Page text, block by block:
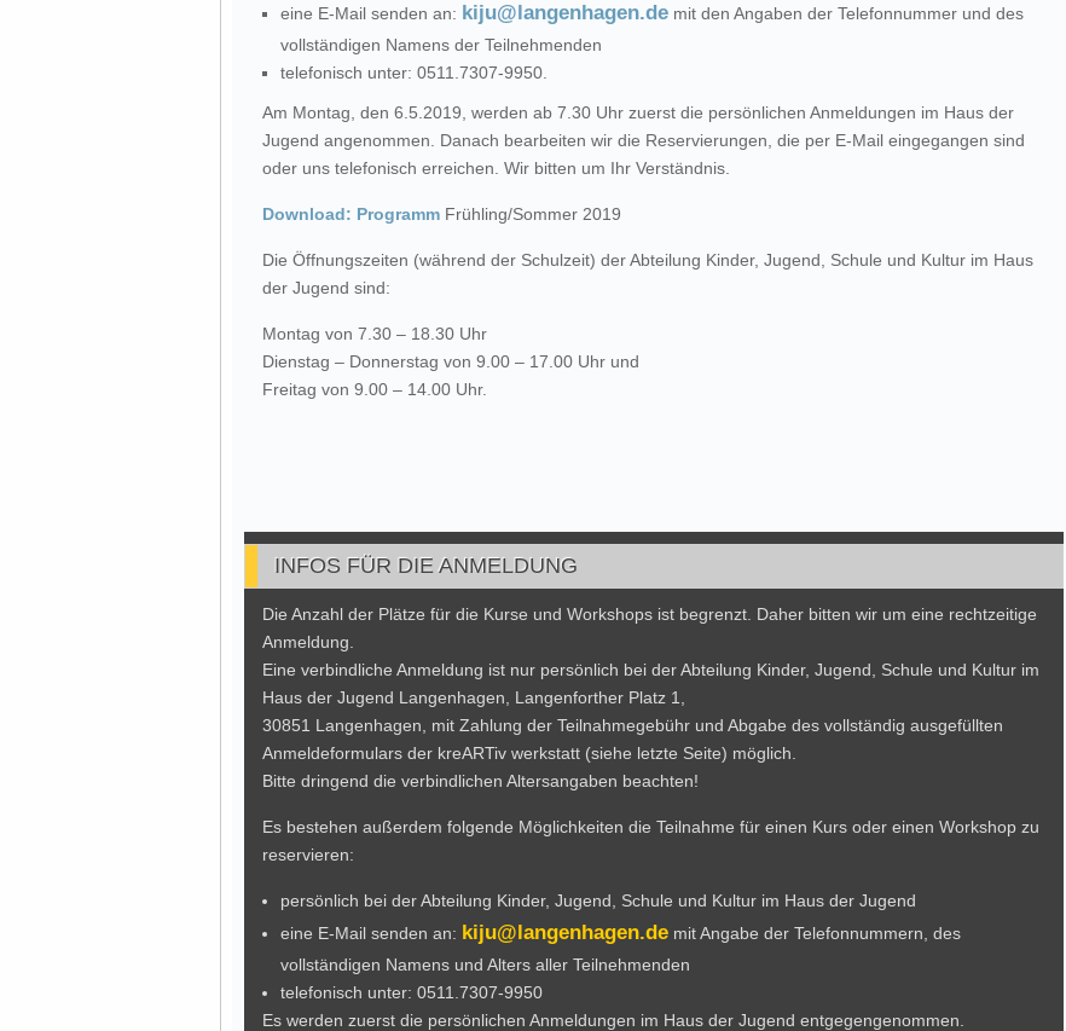
eine E-Mail senden an: kiju@langenhagen.de mit den Angaben der Telefonnummer und des
vollständigen Namens der Teilnehmenden
telefonisch unter: 0511.7307-9950.
Am Montag, den 6.5.2019, werden ab 7.30 Uhr zuerst die persönlichen Anmeldungen im Haus der
Jugend angenommen. Danach bearbeiten wir die Reservierungen, die per E-Mail eingegangen sind
oder uns telefonisch erreichen. Wir bitten um Ihr Verständnis.
Download: Programm Frühling/Sommer 2019
Die Öffnungszeiten (während der Schulzeit) der Abteilung Kinder, Jugend, Schule und Kultur im Haus
der Jugend sind:
Montag von 7.30 – 18.30 Uhr
Dienstag – Donnerstag von 9.00 – 17.00 Uhr und
Freitag von 9.00 – 14.00 Uhr.
INFOS FÜR DIE ANMELDUNG
Die Anzahl der Plätze für die Kurse und Workshops ist begrenzt. Daher bitten wir um eine rechtzeitige
Anmeldung.
Eine verbindliche Anmeldung ist nur persönlich bei der Abteilung Kinder, Jugend, Schule und Kultur im
Haus der Jugend Langenhagen, Langenforther Platz 1,
30851 Langenhagen, mit Zahlung der Teilnahmegebühr und Abgabe des vollständig ausgefüllten
Anmeldeformulars der kreARTiv werkstatt (siehe letzte Seite) möglich.
Bitte dringend die verbindlichen Altersangaben beachten!
Es bestehen außerdem folgende Möglichkeiten die Teilnahme für einen Kurs oder einen Workshop zu
reservieren:
persönlich bei der Abteilung Kinder, Jugend, Schule und Kultur im Haus der Jugend
eine E-Mail senden an: kiju@langenhagen.de mit Angabe der Telefonnummern, des
vollständigen Namens und Alters aller Teilnehmenden
telefonisch unter: 0511.7307-9950
Es werden zuerst die persönlichen Anmeldungen im Haus der Jugend entgegengenommen.